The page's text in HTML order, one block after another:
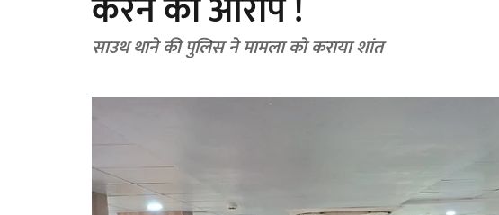
साउथ थाने की पुलिस ने मामला को कराया शांत